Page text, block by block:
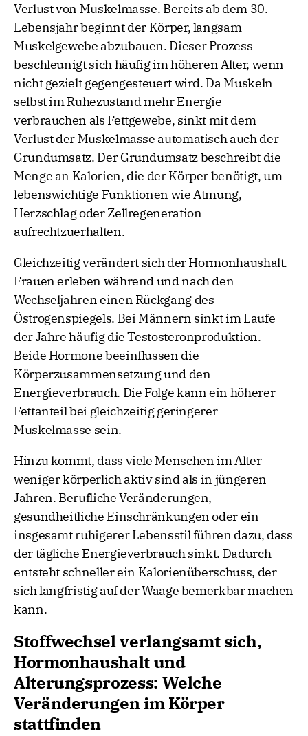
Verlust von Muskelmasse. Bereits ab dem 30.
Lebensjahr beginnt der Körper, langsam
Muskelgewebe abzubauen. Dieser Prozess
beschleunigt sich häufig im höheren Alter, wenn
nicht gezielt gegengesteuert wird. Da Muskeln
selbst im Ruhezustand mehr Energie
verbrauchen als Fettgewebe, sinkt mit dem
Verlust der Muskelmasse automatisch auch der
Grundumsatz. Der Grundumsatz beschreibt die
Menge an Kalorien, die der Körper benötigt, um
lebenswichtige Funktionen wie Atmung,
Herzschlag oder Zellregeneration
aufrechtzuerhalten.
Gleichzeitig verändert sich der Hormonhaushalt.
Frauen erleben während und nach den
Wechseljahren einen Rückgang des
Östrogenspiegels. Bei Männern sinkt im Laufe
der Jahre häufig die Testosteronproduktion.
Beide Hormone beeinflussen die
Körperzusammensetzung und den
Energieverbrauch. Die Folge kann ein höherer
Fettanteil bei gleichzeitig geringerer
Muskelmasse sein.
Hinzu kommt, dass viele Menschen im Alter
weniger körperlich aktiv sind als in jüngeren
Jahren. Berufliche Veränderungen,
gesundheitliche Einschränkungen oder ein
insgesamt ruhigerer Lebensstil führen dazu, dass
der tägliche Energieverbrauch sinkt. Dadurch
entsteht schneller ein Kalorienüberschuss, der
sich langfristig auf der Waage bemerkbar machen
kann.
Stoffwechsel verlangsamt sich,
Hormonhaushalt und
Alterungsprozess: Welche
Veränderungen im Körper
stattfinden